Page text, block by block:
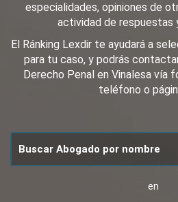
especialidades, opiniones de
actividad de respuestas
El Ránking Lexdir te ayudará a
para tu caso, y podrás
Derecho Penal en Vinalesa vía
teléfono o
en